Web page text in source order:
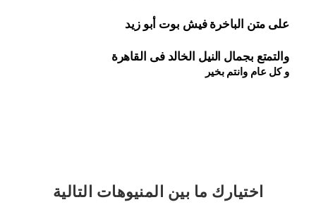
على متن الباخرة فيش بوت أبو زيد
والتمتع بجمال النيل الخالد فى القاهرة
و كل عام وانتم بخير
اختيارك ما بين المنيوهات التالية